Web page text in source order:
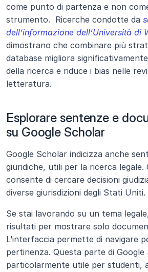
come punto di partenza e non
strumento.  Ricerche condotte da
dell’informazione dell’Università di
dimostrano che combinare più
database migliora
della ricerca e riduce i bias nelle
letteratura.
Esplorare sentenze e
su Google Scholar
Google Scholar indicizza anche
giuridiche, utili per la ricerca
consente di cercare decisioni
diverse giurisdizioni degli Stati Uniti.
Se stai lavorando su un tema
risultati per mostrare solo
L’interfaccia permette di navigare
pertinenza. Questa parte di Google
particolarmente utile per studenti,